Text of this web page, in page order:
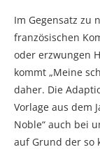
Im Gegensatz zu
französischen
oder erzwungen
kommt „Meine
daher. Die
Vorlage aus dem
Noble“ auch bei
auf Grund der so